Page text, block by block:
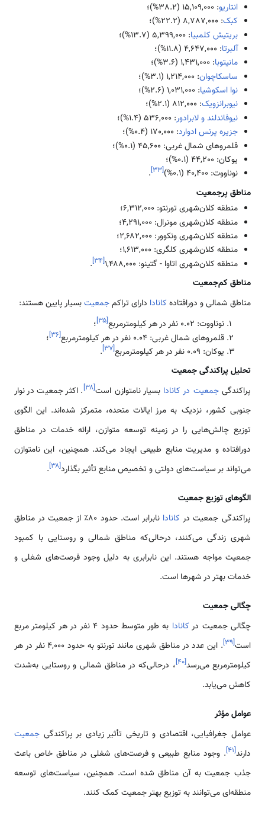
انتاریو: 15,109,000 (38.2%)؛
کبک: 8,787,000 (22.2%)؛
بریتیش کلمبیا: 5,399,000 (13.7%)؛
آلبرتا: 4,647,000 (11.8%)؛
مانیتوبا: 1,431,000 (3.6%)؛
ساسکاچوان: 1,214,000 (3.1%)؛
نوا اسکوشیا: 1,031,000 (2.6%)؛
نیوبرانزویک: 812,000 (2.1%)؛
نیوفاندلند و لابرادور: 536,000 (1.4%)؛
جزیره پرنس ادوارد: 170,000 (0.4%)؛
قلمروهای شمال غربی: 45,600 (0.1%)؛
یوکان: 44,200 (0.1%)؛
نوناووت: 40,400 (0.1%)
[۳۳]
.
مناطق پرجمعیت
منطقه کلان‌شهری تورنتو: ۶,۳۱۲,۰۰۰؛
منطقه کلان‌شهری مونرال: ۴,۲۹۱,۰۰۰؛
منطقه کلان‌شهری ونکوور: ۲,۶۸۲,۰۰۰؛
منطقه کلان‌شهری کلگری: ۱,۶۱۳,۰۰۰؛
منطقه کلان‌شهری اتاوا - گتینو: ۱,۴۸۸,۰۰۰
[۳۴]
.
مناطق کم‌جمعیت
مناطق شمالی و دورافتاده کانادا دارای تراکمجمعیتبسیار پایین هستند:
نوناووت: ۰.۰۲ نفر در هر کیلومترمربع
[۳۵]؛
قلمروهای شمال غربی: ۰.۰۴ نفر در هر کیلومترمربع
[۳۶]؛
یوکان: ۰.۰۹ نفر در هر کیلومترمربع
[۳۷]
.
تحلیل پراکندگی جمعیت
پراکندگیجمعیت در کانادا بسیار نامتوازن است[۳۸]. اکثر جمعیت در نوار
جنوبی کشور، نزدیک به مرز ایالات متحده، متمرکز شده‌اند. این الگوی
توزیع چالش‌هایی را در زمینه توسعه متوازن، ارائه خدمات در مناطق
دورافتاده و مدیریت منابع طبیعی ایجاد می‌کند. همچنین، این نامتوازن
می‌تواند بر سیاست‌های دولتی و تخصیص منابع تأثیر بگذارد[۳۸]
.
الگوهای توزیع جمعیت
پراکندگی جمعیت در کانادا
نابرابر است. حدود ۸۰٪ از جمعیت در مناطق
شهری زندگی می‌کنند، درحالی‌که مناطق شمالی و روستایی با کمبود
جمعیت مواجه هستند. این نابرابری به دلیل وجود فرصت‌های شغلی و
خدمات بهتر در شهرها است.
چگالی جمعیت
چگالی جمعیت در کانادا
به طور متوسط حدود ۴ نفر در هر کیلومتر مربع
است[۳۹]
. این عدد در مناطق شهری مانند تورنتو به حدود ۴,۰۰۰ نفر در هر
کیلومترمربع می‌رسد[۴۰]، درحالی‌که در مناطق شمالی و روستایی به‌شدت
کاهش می‌یابد.
عوامل مؤثر
عوامل جغرافیایی، اقتصادی و تاریخی تأثیر زیادی بر پراکندگی جمعیت
دارند[۴۱]. وجود منابع طبیعی و فرصت‌های شغلی در مناطق خاص باعث
جذب جمعیت به آن مناطق شده است. همچنین، سیاست‌های توسعه
منطقه‌ای می‌توانند به توزیع بهتر جمعیت کمک کنند.